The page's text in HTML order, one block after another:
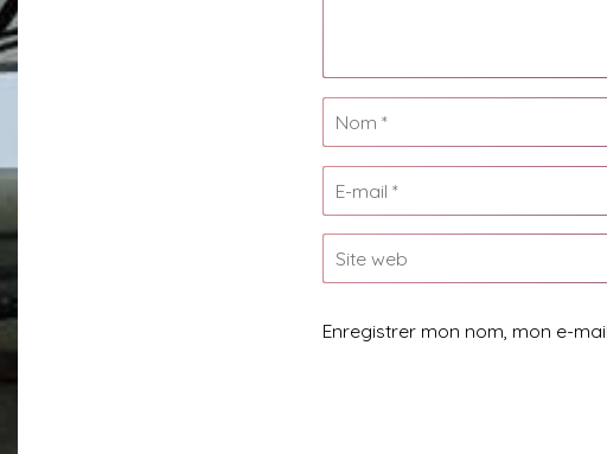
Enregistrer mon nom, mon e-